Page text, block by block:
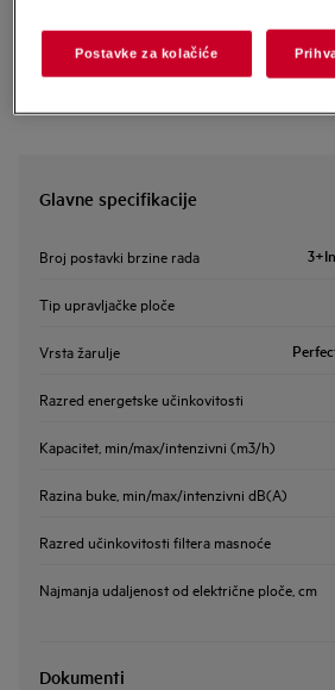
2023/988 navedeni su u poglavljima 1 i 2
Za sigurno korištenje proizvoda pročitajte
priručnik.
Glavne specifikacije
Broj postavki brzine rada
Tip upravljačke ploče
Vrsta žarulje
Razred energetske učinkovitosti
Kapacitet, min/max/intenzivni (m3/h)
Razina buke, min/max/intenzivni dB(A)
Razred učinkovitosti filtera masnoće
Najmanja udaljenost od električne ploče, cm
Dokumenti
Postavke za kolačiće